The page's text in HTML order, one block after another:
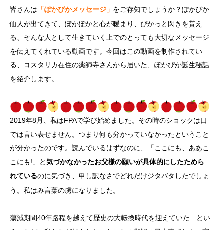
皆さんは 「ぽかぴかメッセージ」 をご存知でしょうか？ぽかぴか
仙人が出てきて、ぽかぽかと心が暖まり、ぴかっと閃きを貰え
る、そんな人として生きていく上でのとっても大切なメッセージ
を伝えてくれている動画です。今回はこの動画を制作されてい
る、コスタリカ在住の薬師寺さんから届いた、ぽかぴか誕生秘話
を紹介します。
2019年8月、私はFPAで学び始めました。その時のショックは口
では言い表せません。つまり何も分かっていなかったということ
が分かったのです。読んでいるはずなのに、「ここにも、ああこ
こにも!」と 気づかなかったお父様の願いが具体的にしたためら
れているのに気づき、申し訳なさでどれだけジタバタしたでしょ
う。私はみ言葉の虜になりました。
蕩減期間40年路程を越えて歴史の大転換時代を迎えていた！とい